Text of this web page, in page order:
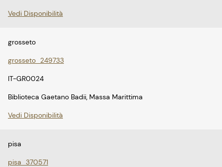
Vedi Disponibilità
grosseto
grosseto_249733
IT-GR0024
Biblioteca Gaetano Badii, Massa Marittima
Vedi Disponibilità
pisa
pisa_370571